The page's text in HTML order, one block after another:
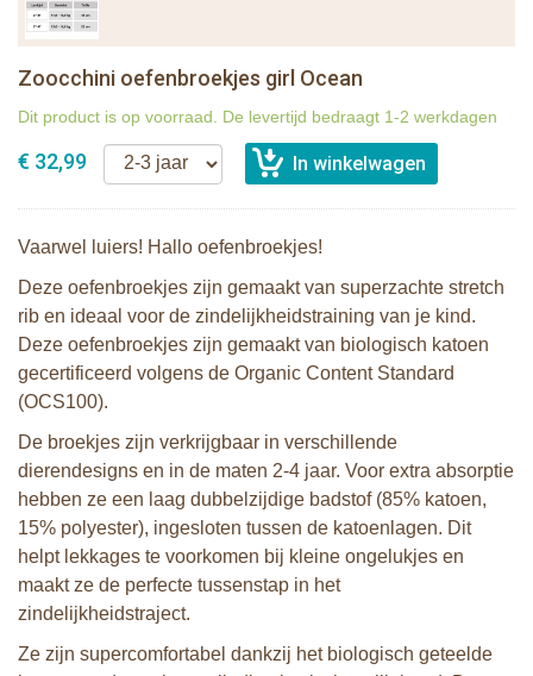
Zoocchini oefenbroekjes girl Ocean
Dit product is op voorraad. De levertijd bedraagt 1-2 werkdagen
€ 32,99
Vaarwel luiers! Hallo oefenbroekjes!
Deze oefenbroekjes zijn gemaakt van superzachte stretch
rib en ideaal voor de zindelijkheidstraining van je kind.
Deze oefenbroekjes zijn gemaakt van biologisch katoen
gecertificeerd volgens de Organic Content Standard
(OCS100).
De broekjes zijn verkrijgbaar in verschillende
dierendesigns en in de maten 2-4 jaar. Voor extra absorptie
hebben ze een laag dubbelzijdige badstof (85% katoen,
15% polyester), ingesloten tussen de katoenlagen. Dit
helpt lekkages te voorkomen bij kleine ongelukjes en
maakt ze de perfecte tussenstap in het
zindelijkheidstraject.
Ze zijn supercomfortabel dankzij het biologisch geteelde